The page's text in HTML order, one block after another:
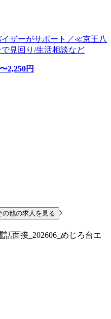
ザーがサポート／≪京王八
見回り/生活相談など
2,250円
の他の求人を見る
面接_202606_めじろ台エ